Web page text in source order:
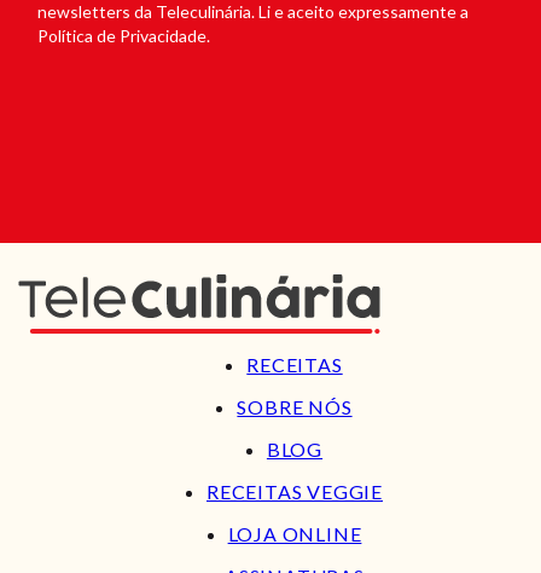
newsletters da Teleculinária. Li e aceito expressamente a
Política de Privacidade.
RECEITAS
SOBRE NÓS
BLOG
RECEITAS VEGGIE
LOJA ONLINE